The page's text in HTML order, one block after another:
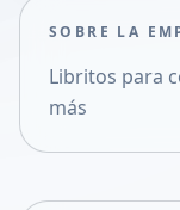
Compartir en X
SOBRE LA
Libritos para
más